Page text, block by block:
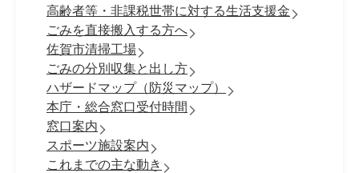
高齢者等・非課税世帯に対する生活支援金
ごみを直接搬入する方へ
佐賀市清掃工場
ごみの分別収集と出し方
ハザードマップ（防災マップ）
本庁・総合窓口受付時間
窓口案内
スポーツ施設案内
これまでの主な動き